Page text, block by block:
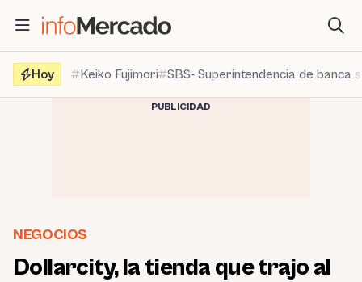
contenido
Hoy
Keiko Fujimori SBS- Superintendencia de banca
PUBLICIDAD
NEGOCIOS
Dollarcity, la tienda que trajo al